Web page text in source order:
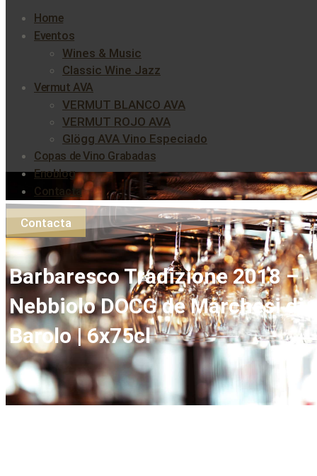
Home
Eventos
Wines & Music
Classic Wine Jazz
Vermut AVA
VERMUT BLANCO AVA
VERMUT ROJO AVA
Glögg AVA Vino Especiado
Copas de Vino Grabadas
Enoblog
Contacta
Contacta
Barbaresco Tradizione 2018 –
Nebbiolo DOCG de Marchesi di
Barolo | 6x75cl